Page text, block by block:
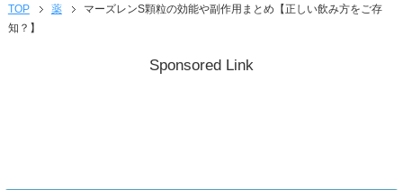
TOP
薬
マーズレンS顆粒の効能や副作用まとめ【正しい飲み方をご存
知？】
Sponsored Link